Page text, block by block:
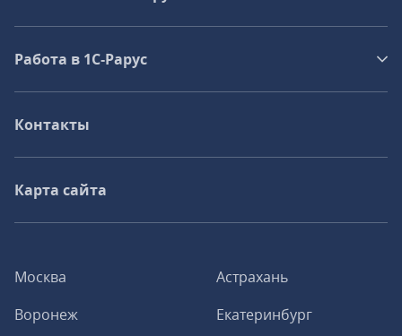
Москва
Астрахань
Воронеж
Екатеринбург
Работа в 1С‑Рарус
Контакты
Карта сайта